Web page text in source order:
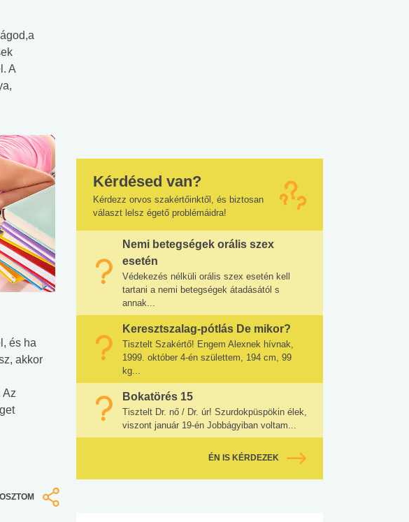
A
és ha
akkor
Az
Kérdésed van?
Kérdezz orvos szakértőinktől, és biztosan
választ lelsz égető problémáidra!
Nemi betegségek orális szex
esetén
Védekezés nélküli orális szex esetén kell
tartani a nemi betegségek átadásától s
annak...
Keresztszalag-pótlás De mikor?
Tisztelt Szakértő! Engem Alexnek hívnak,
1999. október 4-én születtem, 194 cm, 99
kg...
Bokatörés 15
Tisztelt Dr. nő / Dr. úr! Szurdokpüspökin élek,
viszont január 19-én Jobbágyiban voltam...
ÉN IS KÉRDEZEK